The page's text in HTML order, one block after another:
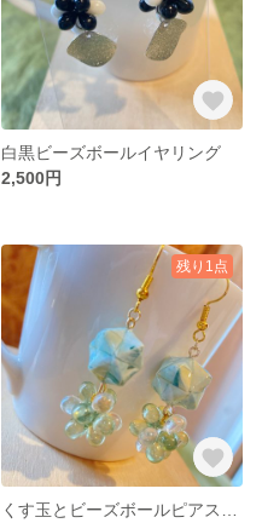
白黒ビーズボールイヤリング
2,500円
残り1点